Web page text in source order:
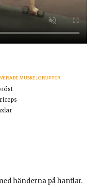
MUSKELGRUPPER
händerna på hantlar.